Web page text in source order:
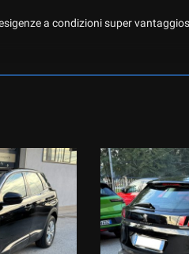
a condizioni super
SATELLITARE, CONNESSIONE